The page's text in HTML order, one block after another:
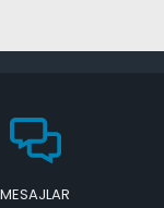
MESAJLAR